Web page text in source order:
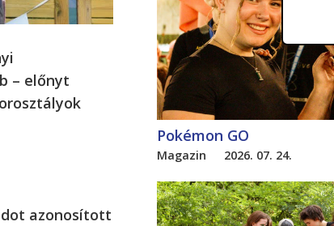
– előnyt
azonosított
Pokémon GO
Magazin 2026. 07. 24.